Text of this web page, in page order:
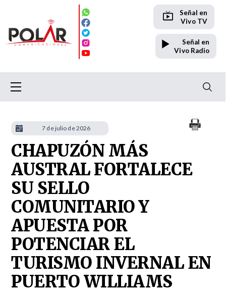
Señal en
Vivo TV
Señal en
Vivo Radio
CHAPUZÓN MÁS
AUSTRAL FORTALECE
SU SELLO
COMUNITARIO Y
APUESTA POR
POTENCIAR EL
TURISMO INVERNAL EN
PUERTO WILLIAMS
7 de julio de 2026